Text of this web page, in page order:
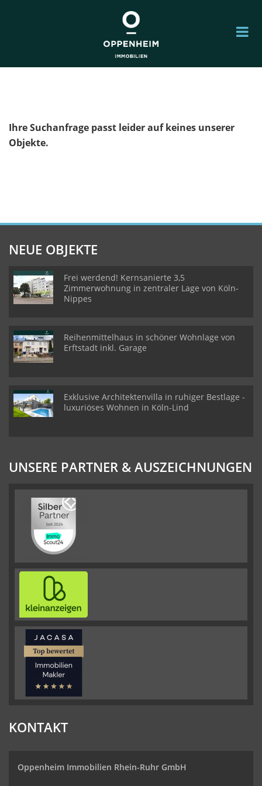
Ihre Suchanfrage passt leider auf keines unserer
Objekte.
NEUE OBJEKTE
Frei werdend! Kernsanierte 3,5
Zimmerwohnung in zentraler Lage von Köln-
Nippes
Reihenmittelhaus in schöner Wohnlage von
Erftstadt inkl. Garage
Exklusive Architektenvilla in ruhiger Bestlage -
luxuriöses Wohnen in Köln-Lind
UNSERE PARTNER & AUSZEICHNUNGEN
KONTAKT
Oppenheim Immobilien Rhein-Ruhr GmbH